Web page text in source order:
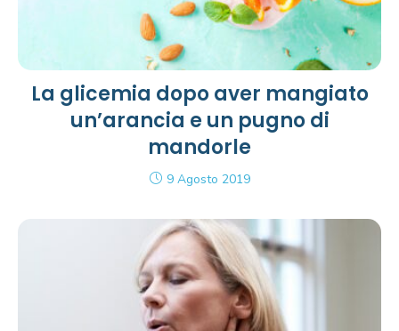
La glicemia dopo aver mangiato
un’arancia e un pugno di
mandorle
9 Agosto 2019